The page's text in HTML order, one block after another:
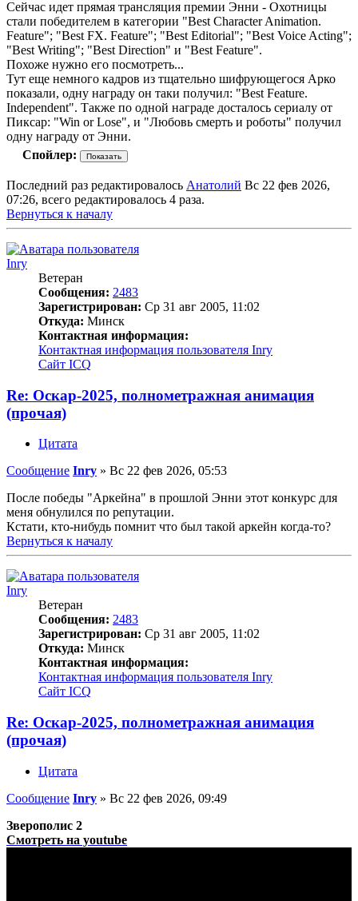
Сейчас идет прямая трансляция премии Энни - Охотницы
стали победителем в категории "Best Character Animation.
Feature"; "Best FX. Feature"; "Best Editorial"; "Best Voice Acting";
"Best Writing"; "Best Direction" и "Best Feature".
Похоже нужно его посмотреть...
Тут еще немного кадров из тщательно шифрующегося Арко
показали, одну награду он таки получил: "Best Feature.
Independent". Также по одной награде досталось сериалу от
Пиксар: "Win or Lose", и "Любовь смерть и роботы" получил
одну награду от Энни.
Спойлер:
Последний раз редактировалось Анатолий Вс 22 фев 2026,
07:26, всего редактировалось 4 раза.
Вернуться к началу
Inry
Ветеран
Сообщения: 2483
Зарегистрирован: Ср 31 авг 2005, 11:02
Откуда: Минск
Контактная информация:
Контактная информация пользователя Inry
Сайт ICQ
Re: Оскар-2025, полнометражная анимация
(прочая)
Цитата
Сообщение Inry » Вс 22 фев 2026, 05:53
После победы "Аркейна" в прошлой Энни этот конкурс для
меня обнулился по репутации.
Кстати, кто-нибудь помнит что был такой аркейн когда-то?
Вернуться к началу
Inry
Ветеран
Сообщения: 2483
Зарегистрирован: Ср 31 авг 2005, 11:02
Откуда: Минск
Контактная информация:
Контактная информация пользователя Inry
Сайт ICQ
Re: Оскар-2025, полнометражная анимация
(прочая)
Цитата
Сообщение Inry » Вс 22 фев 2026, 09:49
Зверополис 2
Смотреть на youtube